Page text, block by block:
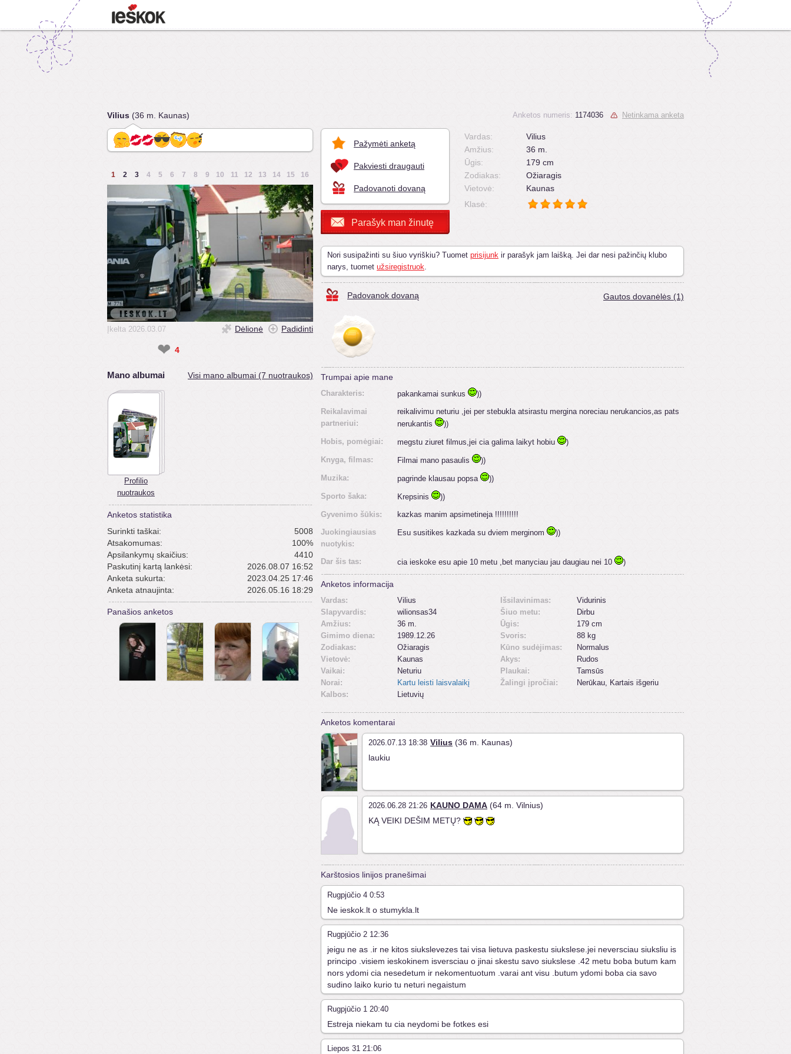
Vilius (36 m. Kaunas)
1 2 3 4 5 6 7 8 9 10 11 12 13 14 15 16
Įkelta 2026.03.07 Dėlionė Padidinti
❤ 4
Mano albumai Visi mano albumai (7 nuotraukos)
Profilio
nuotraukos
Anketos statistika
Surinkti taškai:
5008
Atsakomumas:
100%
Apsilankymų skaičius:
4410
Paskutinį kartą lankėsi:
2026.08.07 16:52
Anketa sukurta:
2023.04.25 17:46
Anketa atnaujinta:
2026.05.16 18:29
Panašios anketos
Pažymėti anketą
Pakviesti draugauti
Padovanoti dovaną
Parašyk man žinutę
Anketos numeris: 1174036 Netinkama anketa
Vardas:
Vilius
Amžius:
36 m.
Ūgis:
179 cm
Zodiakas:
Ožiaragis
Vietovė:
Kaunas
Klasė:
Nori susipažinti su šiuo vyriškiu? Tuomet prisijunk ir parašyk jam laišką. Jei dar nesi pažinčių klubo
narys, tuomet užsiregistruok.
Padovanok dovaną Gautos dovanėlės (1)
Trumpai apie mane
Charakteris: pakankamai sunkus
))
Reikalavimai
partneriui:
reikalivimu neturiu ,jei per stebukla atsirastu mergina noreciau nerukancios,as pats
nerukantis
))
Hobis, pomėgiai:
megstu ziuret filmus,jei cia galima laikyt hobiu
)
Knyga, filmas:
Filmai mano pasaulis
))
Muzika:
pagrinde klausau popsa
))
Sporto šaka:
Krepsinis
))
Gyvenimo šūkis:
kazkas manim apsimetineja !!!!!!!!!!
Juokingiausias
nuotykis:
Esu susitikes kazkada su dviem merginom ))
Dar šis tas: cia ieskoke esu apie 10 metu ,bet manyciau jau daugiau nei 10 )
Anketos informacija
Vardas:
Vilius
Slapyvardis:
wilionsas34
Amžius:
36 m.
Gimimo diena:
1989.12.26
Zodiakas:
Ožiaragis
Vietovė:
Kaunas
Vaikai:
Neturiu
Norai:
Kartu leisti laisvalaikį
Kalbos:
Lietuvių
Išsilavinimas:
Vidurinis
Šiuo metu:
Dirbu
Ūgis:
179 cm
Svoris:
88 kg
Kūno sudėjimas:
Normalus
Akys:
Rudos
Plaukai:
Tamsūs
Žalingi įpročiai:
Nerūkau, Kartais išgeriu
Anketos komentarai
2026.07.13 18:38 Vilius (36 m. Kaunas)
laukiu
2026.06.28 21:26 KAUNO DAMA (64 m. Vilnius)
KĄ VEIKI DEŠIM METŲ?
Karštosios linijos pranešimai
Rugpjūčio 4 0:53
Ne ieskok.lt o stumykla.lt
Rugpjūčio 2 12:36
jeigu ne as .ir ne kitos siukslevezes tai visa lietuva paskestu siukslese.jei neversciau siuksliu is
principo .visiem ieskokinem isversciau o jinai skestu savo siukslese .42 metu boba butum kam
nors ydomi cia nesedetum ir nekomentuotum .varai ant visu .butum ydomi boba cia savo
sudino laiko kurio tu neturi negaistum
Rugpjūčio 1 20:40
Estreja niekam tu cia neydomi be fotkes esi
Liepos 31 21:06